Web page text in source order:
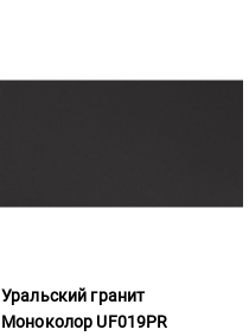
Уральский гранит
Моноколор UF019PR